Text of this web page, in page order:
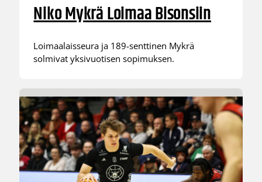
Niko Mykrä Loimaa Bisonsiin
Loimaalaisseura ja 189-senttinen Mykrä
solmivat yksivuotisen sopimuksen.